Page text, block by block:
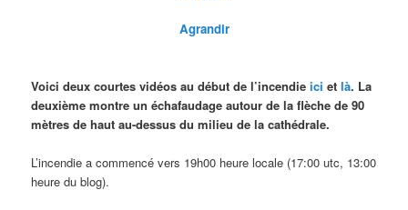
Agrandir
Voici deux courtes vidéos au début de l’incendieici etlà. La
deuxième montre un échafaudage autour de la flèche de 90
mètres de haut au-dessus du milieu de la cathédrale.
L’incendie a commencé vers 19h00 heure locale (17:00 utc, 13:00
heure du blog).